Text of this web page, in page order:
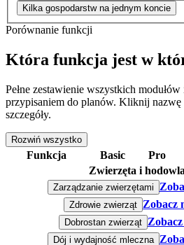
Kilka gospodarstw na jednym koncie
Porównanie funkcji
Która funkcja jest w
Pełne zestawienie wszystkich
przypisaniem do planów. Kliknij nazwę
szczegóły.
Rozwiń wszystko
Funkcja Basic Pro
Zwierzęta i hodowla
Zarządzanie zwierzętami
Zdrowie zwierząt Zobacz
Dobrostan zwierząt
Dój i wydajność mleczna